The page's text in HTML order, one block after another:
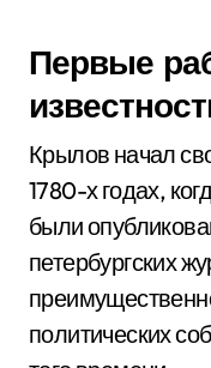
Первые
Крылов начал
1780-х годах,
были
петербургских
политических